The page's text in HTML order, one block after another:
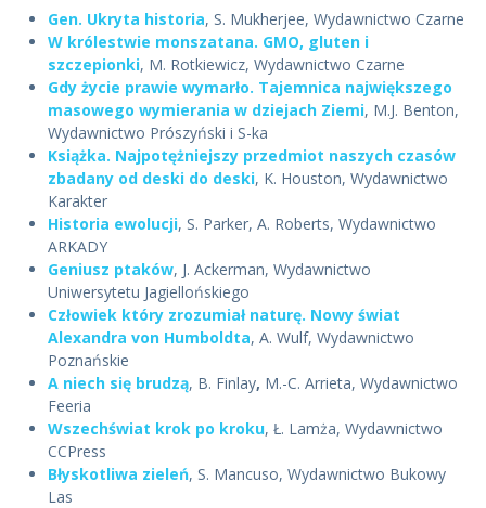
Gen. Ukryta historia, S. Mukherjee, Wydawnictwo Czarne
W królestwie monszatana. GMO, gluten i
szczepionki, M. Rotkiewicz, Wydawnictwo Czarne
Gdy życie prawie wymarło. Tajemnica największego
masowego wymierania w dziejach Ziemi, M.J. Benton,
Wydawnictwo Prószyński i S-ka
Książka. Najpotężniejszy przedmiot naszych czasów
zbadany od deski do deski, K. Houston, Wydawnictwo
Karakter
Historia ewolucji, S. Parker, A. Roberts, Wydawnictwo
ARKADY
Geniusz ptaków, J. Ackerman, Wydawnictwo
Uniwersytetu Jagiellońskiego
Człowiek który zrozumiał naturę. Nowy świat
Alexandra von Humboldta, A. Wulf, Wydawnictwo
Poznańskie
A niech się brudzą, B. Finlay, M.-C. Arrieta, Wydawnictwo
Feeria
Wszechświat krok po kroku, Ł. Lamża, Wydawnictwo
CCPress
Błyskotliwa zieleń, S. Mancuso, Wydawnictwo Bukowy
Las